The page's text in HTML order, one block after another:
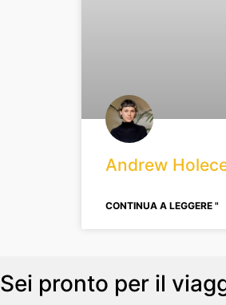
Andrew
CONTINUA A LEGGERE "
Sei pronto per il